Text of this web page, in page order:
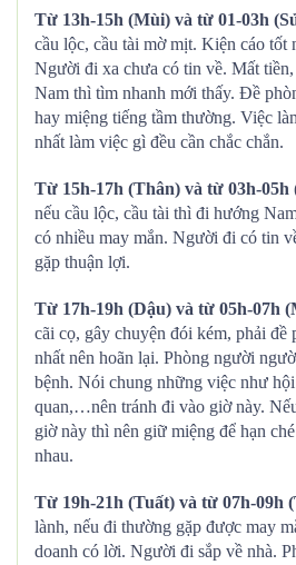
Từ 13h-15h (Mùi) và từ 01-03h
cầu lộc, cầu tài mờ mịt. Kiện cáo tốt
Người đi xa chưa có tin về. Mất
Nam thì tìm nhanh mới thấy. Đề
hay miệng tiếng tầm thường. Việc
nhất làm việc gì đều cần chắc chắn.
Từ 15h-17h (Thân) và từ 03h-05h
nếu cầu lộc, cầu tài thì đi hướng
có nhiều may mắn. Người đi có tin
gặp thuận lợi.
Từ 17h-19h (Dậu) và từ 05h-07h
cãi cọ, gây chuyện đói kém, phải
nhất nên hoãn lại. Phòng người
bệnh. Nói chung những việc như
quan,…nên tránh đi vào giờ này.
giờ này thì nên giữ miệng để hạn
nhau.
Từ 19h-21h (Tuất) và từ 07h-09h
lành, nếu đi thường gặp được may
doanh có lời. Người đi sắp về nhà.